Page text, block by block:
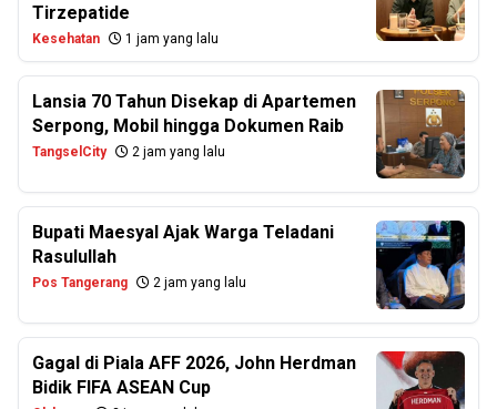
Tirzepatide
Kesehatan 1 jam yang lalu
Lansia 70 Tahun Disekap di Apartemen
Serpong, Mobil hingga Dokumen Raib
TangselCity 2 jam yang lalu
Bupati Maesyal Ajak Warga Teladani
Rasulullah
Pos Tangerang 2 jam yang lalu
Gagal di Piala AFF 2026, John Herdman
Bidik FIFA ASEAN Cup